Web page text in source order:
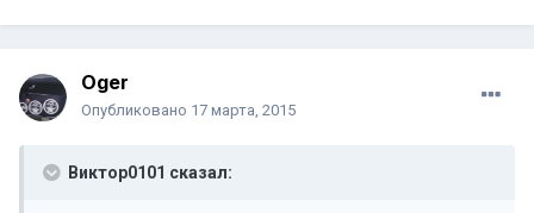
Oger
Опубликовано 17 марта, 2015
Виктор0101 сказал: